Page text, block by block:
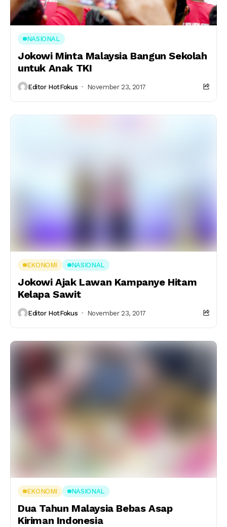
NASIONAL
Jokowi Minta Malaysia Bangun Sekolah
untuk Anak TKI
Editor HotFokus November 23, 2017
EKONOMI NASIONAL
Jokowi Ajak Lawan Kampanye Hitam
Kelapa Sawit
Editor HotFokus November 23, 2017
EKONOMI NASIONAL
Dua Tahun Malaysia Bebas Asap
Kiriman Indonesia